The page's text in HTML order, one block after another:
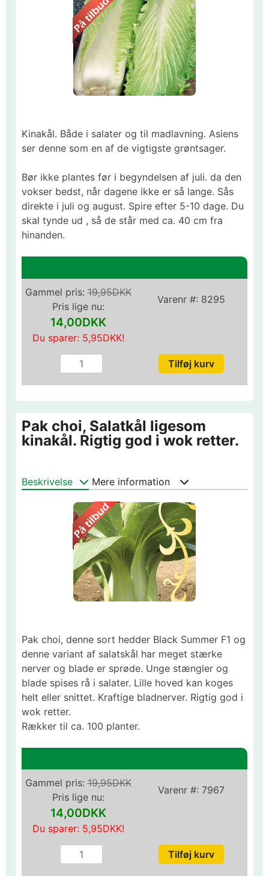
Kinakål. Både i salater og til madlavning. Asiens
ser denne som en af de vigtigste grøntsager.
Bør ikke plantes før i begyndelsen af juli. da den
vokser bedst, når dagene ikke er så lange. Sås
direkte i juli og august. Spire efter 5-10 dage. Du
skal tynde ud , så de står med ca. 40 cm fra
hinanden.
Varenr #: 8295
Gammel pris:19,95DKK
Pris lige nu:
14,00DKK
Du sparer: 5,95DKK!
Pak choi, Salatkål ligesom
kinakål. Rigtig god i wok retter.
Beskrivelse Mere information
Pak choi, denne sort hedder Black Summer F1 og
denne variant af salatskål har meget stærke
nerver og blade er sprøde. Unge stængler og
blade spises rå i salater. Lille hoved kan koges
helt eller snittet. Kraftige bladnerver. Rigtig god i
wok retter.
Rækker til ca. 100 planter.
Varenr #: 7967
Gammel pris:19,95DKK
Pris lige nu:
14,00DKK
Du sparer: 5,95DKK!